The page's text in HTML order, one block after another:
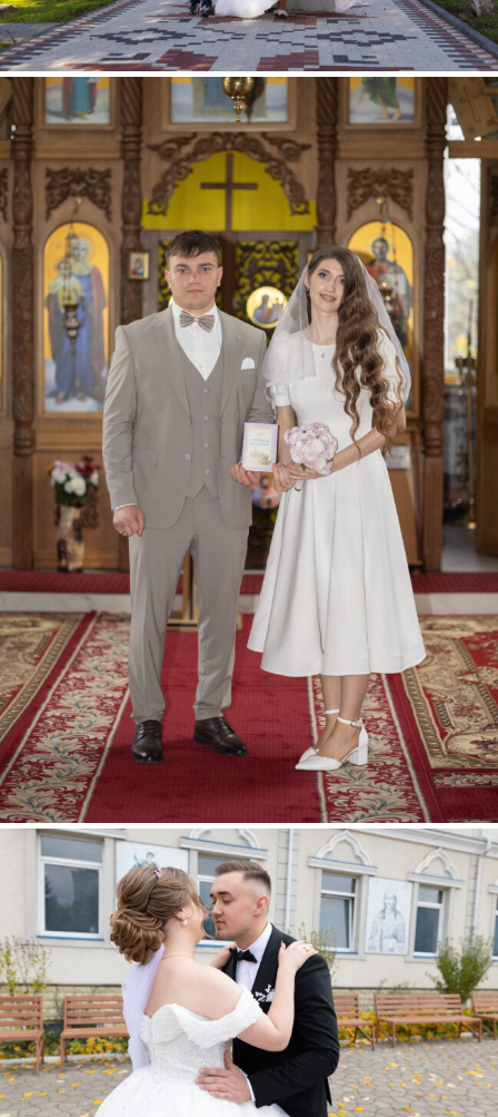
NICOLAE + DANIELA
PAVEL + ADRIANA